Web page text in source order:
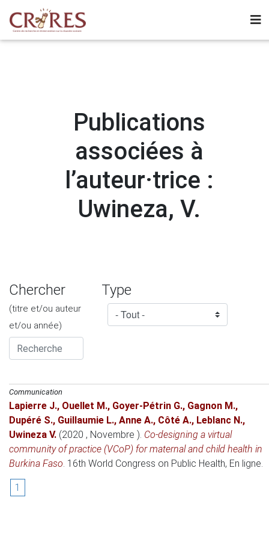
Publications
associées à
l’auteur·trice :
Uwineza, V.
Chercher
(titre et/ou auteur
et/ou année)
Type
Communication
Lapierre J., Ouellet M., Goyer-Pétrin G., Gagnon M.,
Dupéré S., Guillaumie L., Anne A., Côté A., Leblanc N.,
Uwineza V. (2020 , Novembre ). Co-designing a virtual
community of practice (VCoP) for maternal and child health in
Burkina Faso. 16th World Congress on Public Health, En ligne.
1